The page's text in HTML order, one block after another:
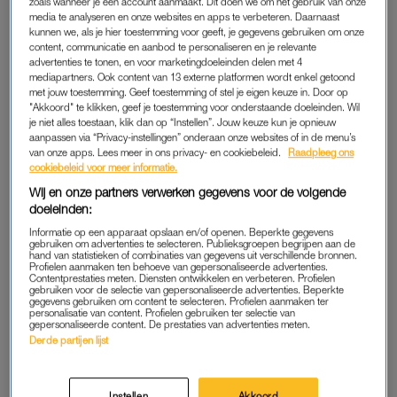
Bob Sikkes van 'Kopen Zonder
Kijken' waarschuwt: ‘Maak
deze fout niet bij je nieuwe
huis’
LEES OOK
Na de make-over van stylist
Kopen zonder Kijkenhun geluk niet op te kunnen. Toch blijkt
de overgang naar hun nieuwe thuis minder vanzelfsprekend
dan het op tv misschien leek. In een update op de website van
RTLvertellen ze dat het wennen langer duurde dan gedacht.
‘We moesten echt wel even schakelen’, schrijven ze. ‘Het
voelde in het begin zelfs een beetje als een Airbnb.’
Dat gevoel had alles te maken met hoe nieuw alles was. Van
media te analyseren en onze websites en apps te verbeteren. Daarnaast
kunnen we, als je hier toestemming voor geeft, je gegevens gebruiken om onze
content, communicatie en aanbod te personaliseren en je relevante
advertenties te tonen, en voor marketingdoeleinden delen met 4
mediapartners. Ook content van 13 externe platformen wordt enkel getoond
met jouw toestemming. Geef toestemming of stel je eigen keuze in. Door op
"Akkoord" te klikken, geef je toestemming voor onderstaande doeleinden. Wil
je niet alles toestaan, klik dan op “Instellen”. Jouw keuze kun je opnieuw
aanpassen via “Privacy-instellingen” onderaan onze websites of in de menu’s
van onze apps. Lees meer in ons privacy- en cookiebeleid.
Raadpleeg ons
cookiebeleid voor meer informatie.
Wij en onze partners verwerken gegevens voor de volgende
doeleinden:
Informatie op een apparaat opslaan en/of openen. Beperkte gegevens
gebruiken om advertenties te selecteren. Publieksgroepen begrijpen aan de
hand van statistieken of combinaties van gegevens uit verschillende bronnen.
Profielen aanmaken ten behoeve van gepersonaliseerde advertenties.
Contentprestaties meten. Diensten ontwikkelen en verbeteren. Profielen
gebruiken voor de selectie van gepersonaliseerde advertenties. Beperkte
gegevens gebruiken om content te selecteren. Profielen aanmaken ter
personalisatie van content. Profielen gebruiken ter selectie van
gepersonaliseerde content. De prestaties van advertenties meten.
Derde partijen lijst